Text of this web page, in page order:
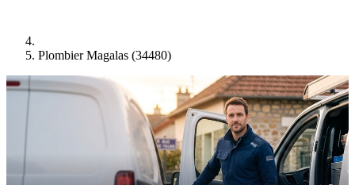
Plombier Magalas (34480)